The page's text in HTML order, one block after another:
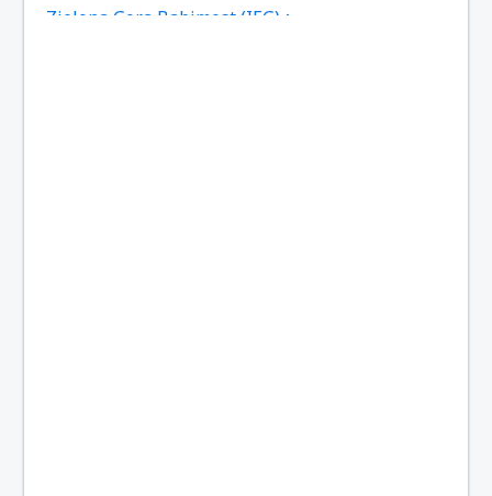
Zielona Gora Babimost (IEG)